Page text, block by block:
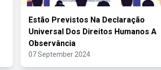
Estão Previstos Na Declaração
Universal Dos Direitos Humanos A
Observância
07 September 2024